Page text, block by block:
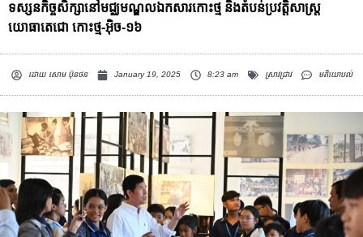
ទស្សនកិច្ចសិក្សានៅមជ្ឈមណ្ឌលឯកសារកោះថ្ម និងតំបន់ប្រវត្តិសាស្រ្ត
យោធាតេជោ កោះថ្ម-អ៊ិច-១៦
ដោយសោម ប៊ុនថន January 19, 2025 8:23 am ស្រាវជ្រាវ មតិយោបល់